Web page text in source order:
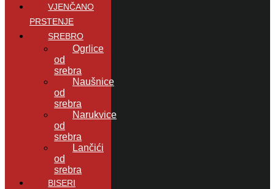
VJENČANO
PRSTENJE
SREBRO
Ogrlice
od
srebra
Naušnice
od
srebra
Narukvice
od
srebra
Lančići
od
srebra
BISERI